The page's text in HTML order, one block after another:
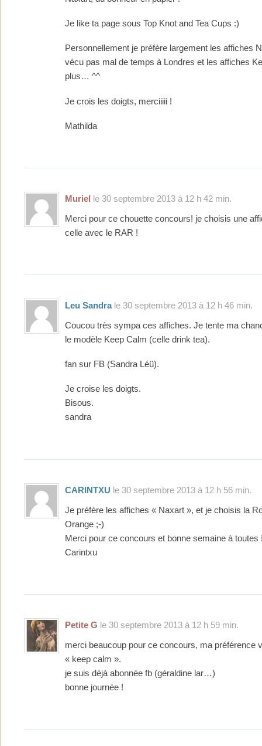
Je like ta page sous Top Knot and Tea Cups :)
Personnellement je préfère largement les affiches
vécu pas mal de temps à Londres et les affiches
plus… ^^
Je crois les doigts, merciiiii !
Mathilda
Muriel le 30 septembre 2013 à 12 h 42 min.
Merci pour ce chouette concours! je choisis une
celle avec le RAR !
Leu Sandrale 30 septembre 2013 à 12 h 46 min.
Coucou très sympa ces affiches. Je tente ma
le modèle Keep Calm (celle drink tea).
fan sur FB (Sandra Léü).
Je croise les doigts.
Bisous.
sandra
CARINTXU le 30 septembre 2013 à 12 h 56 min.
Je préfère les affiches « Naxart », et je choisis la
Orange ;-)
Merci pour ce concours et bonne semaine à toutes
Carintxu
Petite G le 30 septembre 2013 à 12 h 59 min.
merci beaucoup pour ce concours, ma préférence
« keep calm ».
je suis déjà abonnée fb (géraldine lar…)
bonne journée !